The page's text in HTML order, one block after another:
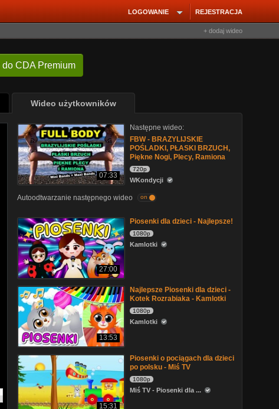
REJESTRACJA
LOGOWANIE
+ dodaj wideo
do CDA Premium
Wideo użytkowników
07:33
Następne wideo:
FBW - BRAZYLIJSKIE
POŚLADKI, PŁASKI BRZUCH,
Piękne Nogi, Plecy, Ramiona
720p
WKondycji
Autoodtwarzanie następnego wideo on
27:00
Piosenki dla dzieci - Najlepsze!
1080p
Kamlotki
13:53
Najlepsze Piosenki dla dzieci -
Kotek Rozrabiaka - Kamlotki
1080p
Kamlotki
15:31
Piosenki o pociągach dla dzieci
po polsku - Miś TV
1080p
Miś TV - Piosenki dla ...